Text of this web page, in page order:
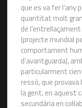
que es va fer l’any
quantitat molt
de
(projecte mundial
comportament
d’avantguarda),
particularment
ressò, que provava
la gent, en aquest
secundària en